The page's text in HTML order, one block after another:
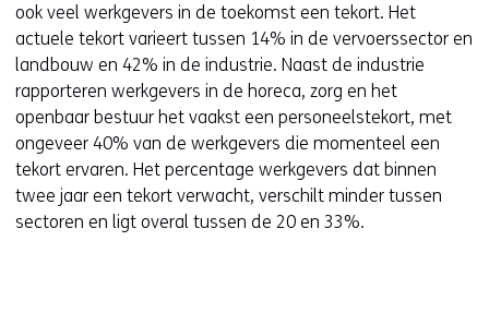
ook veel werkgevers in de toekomst een tekort. Het
actuele tekort varieert tussen 14% in de vervoerssector en
landbouw en 42% in de industrie. Naast de industrie
rapporteren werkgevers in de horeca, zorg en het
openbaar bestuur het vaakst een personeelstekort, met
ongeveer 40% van de werkgevers die momenteel een
tekort ervaren. Het percentage werkgevers dat binnen
twee jaar een tekort verwacht, verschilt minder tussen
sectoren en ligt overal tussen de 20 en 33%.